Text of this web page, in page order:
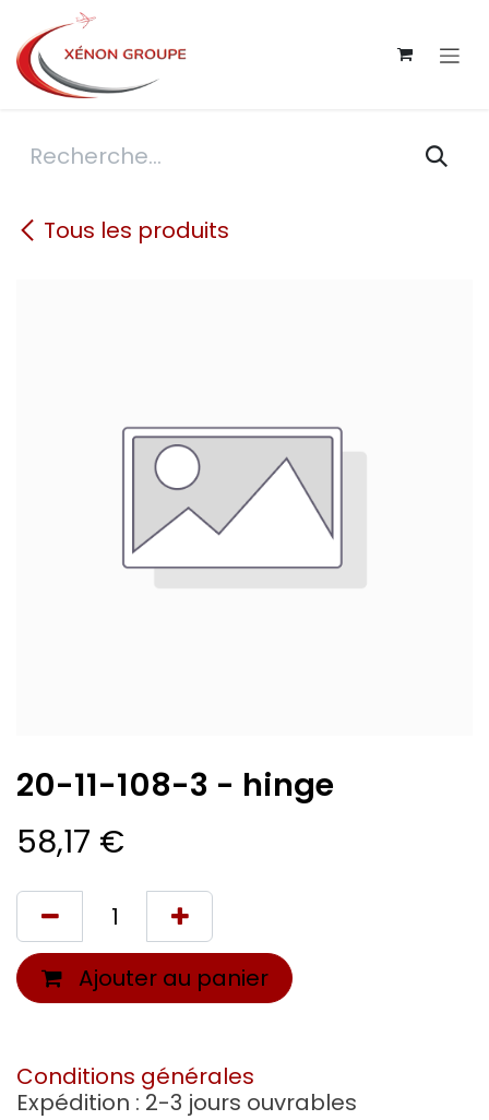
Se rendre au contenu
Tous les produits
20-11-108-3 - hinge
58,17 €
Ajouter au panier
Conditions générales
Expédition : 2-3 jours ouvrables